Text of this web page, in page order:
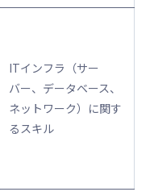
ITインフラ（サー
バー、データベース、
ネットワーク）に関す
るスキル